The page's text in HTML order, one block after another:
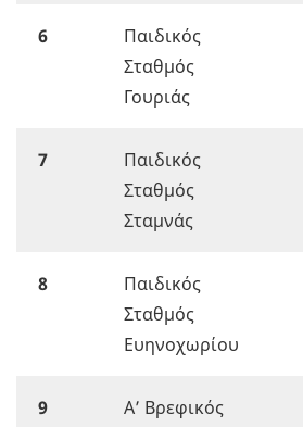
6
Παιδικός
Σταθμός
Γουριάς
7
Παιδικός
Σταθμός
Σταμνάς
8
Παιδικός
Σταθμός
Ευηνοχωρίου
9
Α’ Βρεφικός